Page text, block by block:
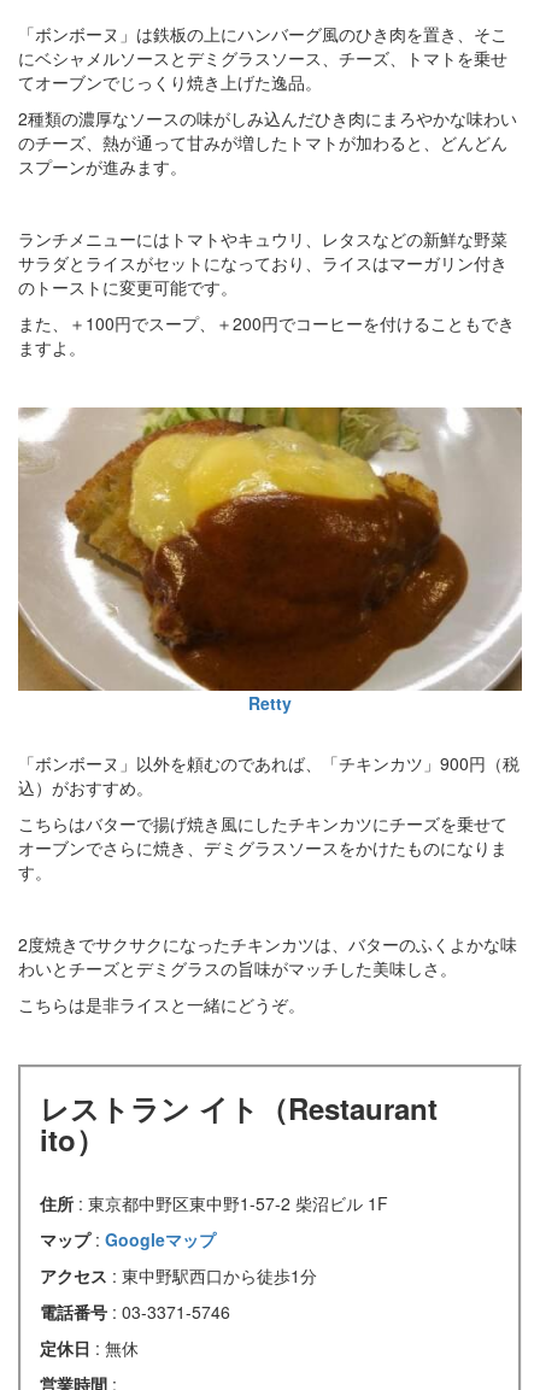
「ボンボーヌ」は鉄板の上にハンバーグ風のひき肉を置き、そこ
にベシャメルソースとデミグラスソース、チーズ、トマトを乗せ
てオーブンでじっくり焼き上げた逸品。
2種類の濃厚なソースの味がしみ込んだひき肉にまろやかな味わい
のチーズ、熱が通って甘みが増したトマトが加わると、どんどん
スプーンが進みます。
ランチメニューにはトマトやキュウリ、レタスなどの新鮮な野菜
サラダとライスがセットになっており、ライスはマーガリン付き
のトーストに変更可能です。
また、＋100円でスープ、＋200円でコーヒーを付けることもでき
ますよ。
Retty
「ボンボーヌ」以外を頼むのであれば、「チキンカツ」900円（税
込）がおすすめ。
こちらはバターで揚げ焼き風にしたチキンカツにチーズを乗せて
オーブンでさらに焼き、デミグラスソースをかけたものになりま
す。
2度焼きでサクサクになったチキンカツは、バターのふくよかな味
わいとチーズとデミグラスの旨味がマッチした美味しさ。
こちらは是非ライスと一緒にどうぞ。
レストラン イト（Restaurant
ito）
住所 : 東京都中野区東中野1-57-2 柴沼ビル 1F
マップ : Googleマップ
アクセス : 東中野駅西口から徒歩1分
電話番号 : 03-3371-5746
定休日 : 無休
営業時間 :